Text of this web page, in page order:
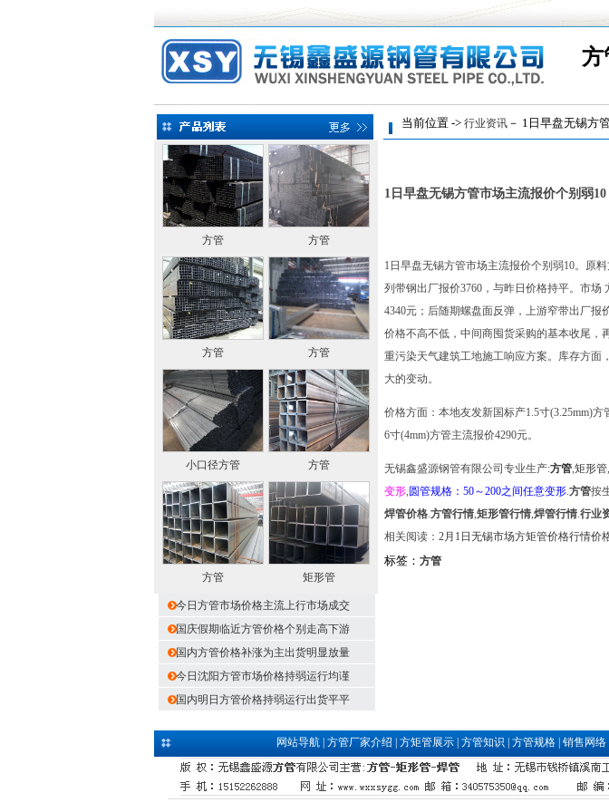
方
方管 方管
方管 方管
小口径方管 方管
方管 矩形管
今日方管市场价格主流上行市场成交
国庆假期临近方管价格个别走高下游
国内方管价格补涨为主出货明显放量
今日沈阳方管市场价格持弱运行均谨
国内明日方管价格持弱运行出货平平
当前位置 -> 行业资讯－ 1日早盘无锡方
1日早盘无锡方管市场主流报价个别弱10
1日早盘无锡方管市场主流报价个别弱10。原
列带钢出厂报价3760，与昨日价格持平。市场
4340元；后随期螺盘面反弹，上游窄带出厂
价格不高不低，中间商囤货采购的基本收尾，
重污染天气建筑工地施工响应方案。库存方面
大的变动。
价格方面：本地友发新国标产1.5寸(3.25mm)
6寸(4mm)方管主流报价4290元。
无锡鑫盛源钢管有限公司专业生产:方管,矩形管
变形, 圆管规格：50～200之间任意变形.方管按
焊管价格.方管行情,矩形管行情,焊管行情.行业
相关阅读： 2月1日无锡市场方矩管价格行情价
标签： 方管
网站导航 方管厂家介绍 方矩管展示 方管知识 方管规格 销售网络